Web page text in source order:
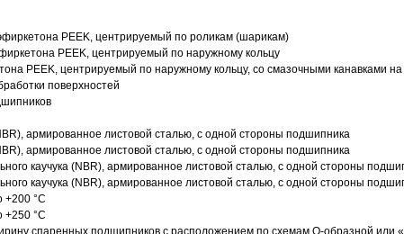
PEEK, центрируемый по роликам (шарикам)
PEEK, центрируемый по наружному кольцу
PEEK, центрируемый по наружному кольцу, со смазочными канавками
поверхностей
армированное листовой сталью, с одной стороны подшипника
армированное листовой сталью, с одной стороны подшипника
каучука (NBR), армированное листовой сталью, с одной стороны
каучука (NBR), армированное листовой сталью, с одной стороны
+200 °C
+250 °C
спаренных подшипников с расположением по схемам О-образной или